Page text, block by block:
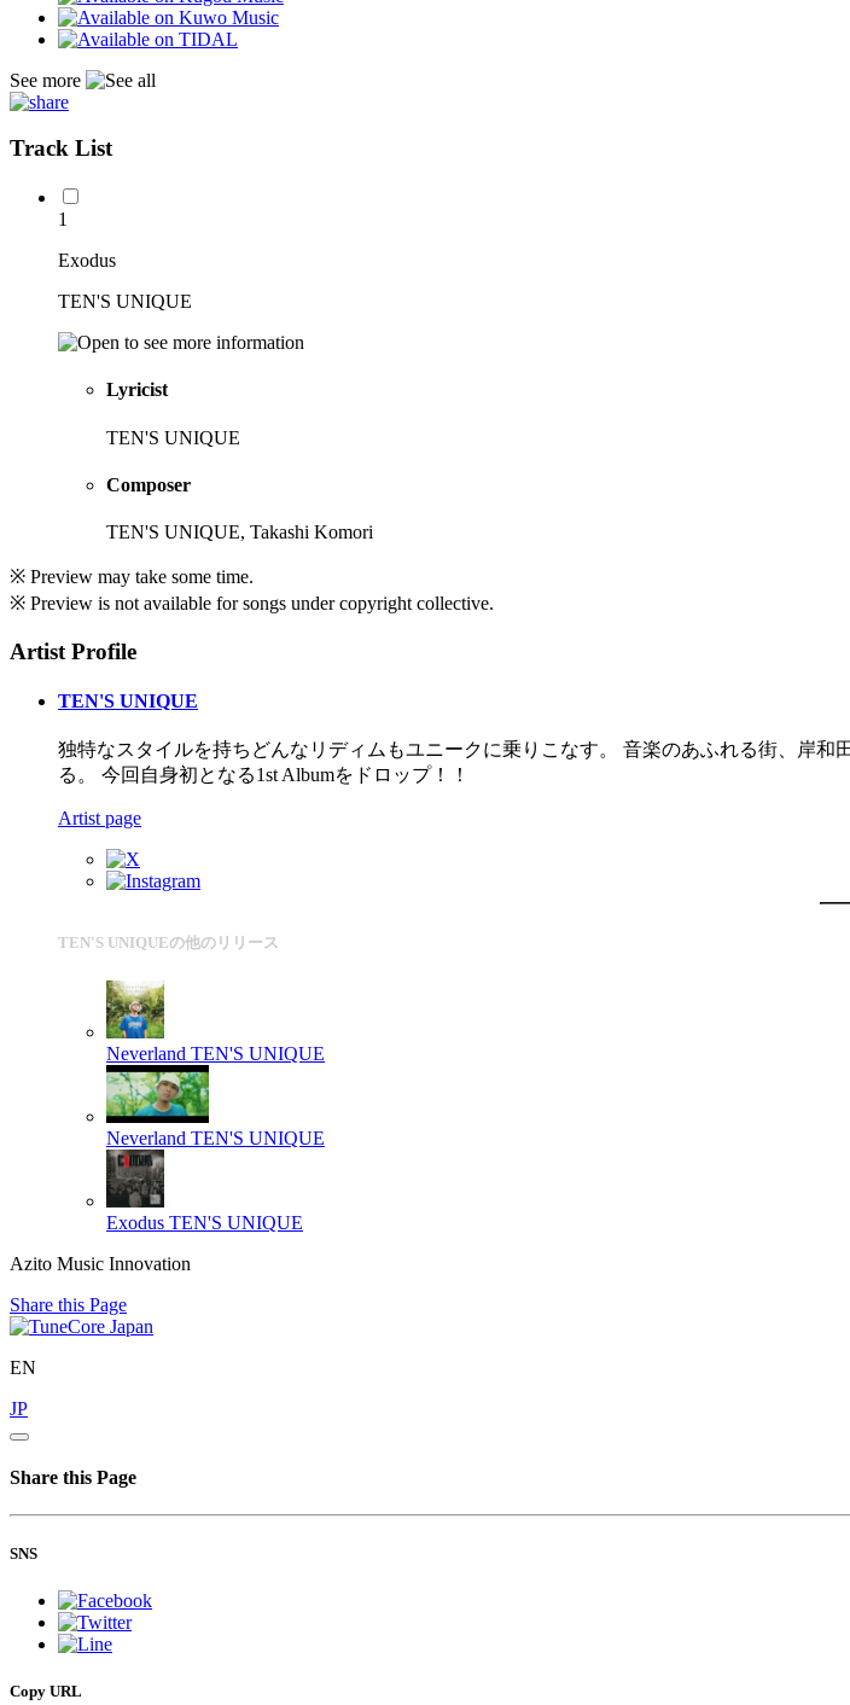
See more
Track List
1
Exodus
TEN'S UNIQUE
Lyricist
TEN'S UNIQUE
Composer
TEN'S UNIQUE, Takashi Komori
※ Preview may take some time.
※ Preview is not available for songs under copyright collective.
Artist Profile
TEN'S UNIQUE
独特なスタイルを持ちどんなリディムもユニークに乗りこなす。 音楽のあふれる街、岸
る。 今回自身初となる1st Albumをドロップ！！
Artist page
TEN'S UNIQUEの他のリリース
Neverland TEN'S UNIQUE
Neverland TEN'S UNIQUE
Exodus TEN'S UNIQUE
Azito Music Innovation
Share this Page
EN
JP
Share this Page
SNS
Copy URL